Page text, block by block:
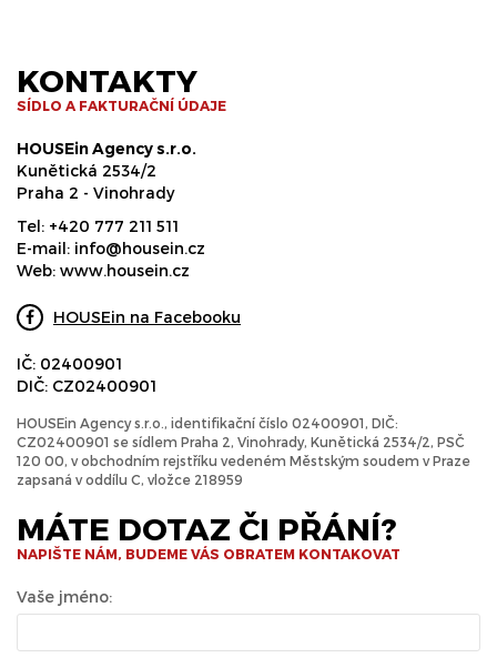
KONTAKTY
SÍDLO A FAKTURAČNÍ ÚDAJE
HOUSEin Agency s.r.o.
Kunětická 2534/2
Praha 2 - Vinohrady
Tel: +420 777 211 511
E-mail: info@housein.cz
Web: www.housein.cz
HOUSEin na Facebooku
IČ: 02400901
DIČ: CZ02400901
HOUSEin Agency s.r.o., identifikační číslo 02400901, DIČ:
CZ02400901 se sídlem Praha 2, Vinohrady, Kunětická 2534/2, PSČ
120 00, v obchodním rejstříku vedeném Městským soudem v Praze
zapsaná v oddílu C, vložce 218959
MÁTE DOTAZ ČI PŘÁNÍ?
NAPIŠTE NÁM, BUDEME VÁS OBRATEM KONTAKOVAT
Vaše jméno: